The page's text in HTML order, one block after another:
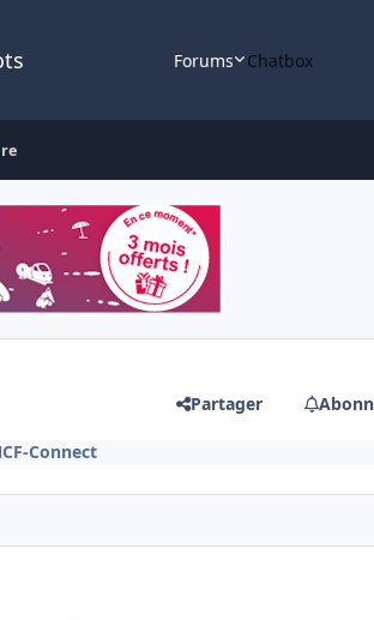
Forums Chatbox
Partager
Connect